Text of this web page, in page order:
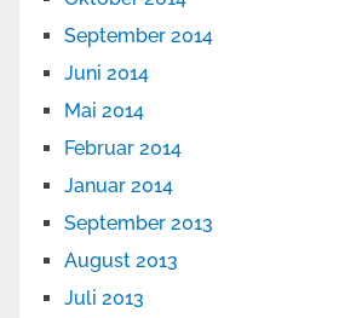
September 2014
Juni 2014
Mai 2014
Februar 2014
Januar 2014
September 2013
August 2013
Juli 2013